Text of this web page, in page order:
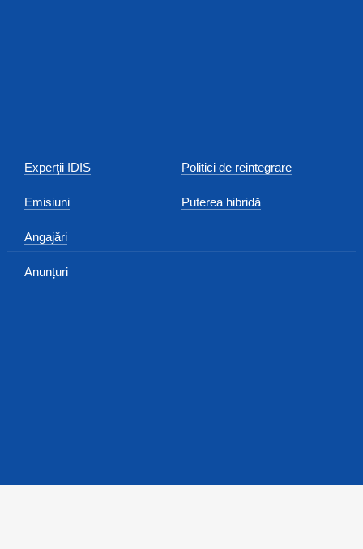
Experţii IDIS
Emisiuni
Angajări
Anunțuri
Politici de reintegrare
Puterea hibridă